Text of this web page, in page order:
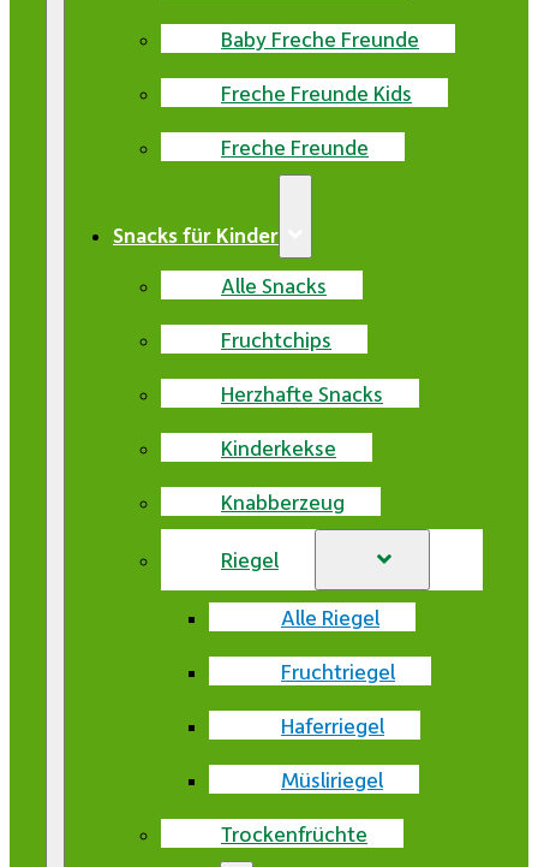
Baby Freche Freunde
Freche Freunde Kids
Freche Freunde
Snacks für Kinder
Alle Snacks
Fruchtchips
Herzhafte Snacks
Kinderkekse
Knabberzeug
Riegel
Alle Riegel
Fruchtriegel
Haferriegel
Müsliriegel
Trockenfrüchte